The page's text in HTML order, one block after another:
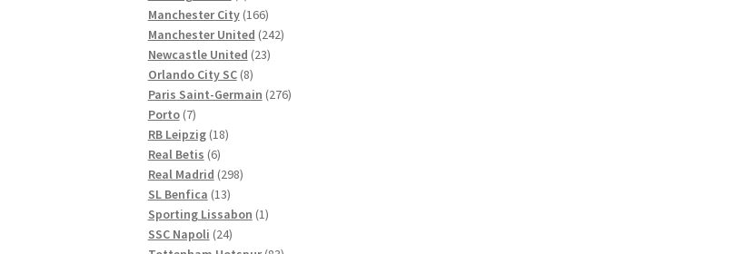
Produkte
Manchester City 166166
Produkte
Manchester United 242242
Newcastle United 2323
Orlando City SC 88
Produkte
Paris Saint-Germain 276276
Porto 77
Produkte
RB Leipzig 1818
Real Betis 66
Produkte
Real Madrid 298298
SL Benfica 1313
Produkte
Sporting Lissabon 11
SSC Napoli 2424